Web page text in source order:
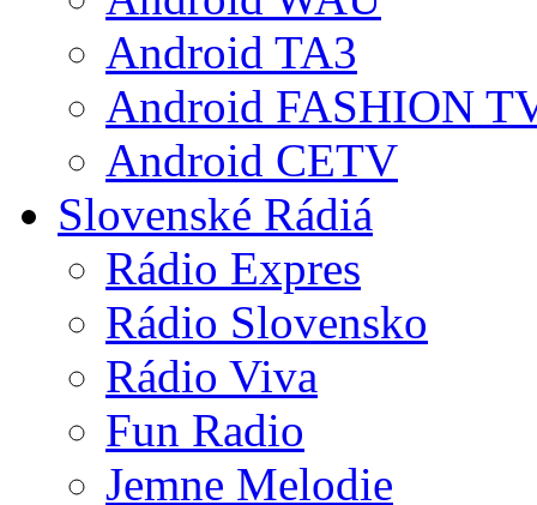
Android TA3
Android FASHION
Android CETV
Slovenské Rádiá
Rádio Expres
Rádio Slovensko
Rádio Viva
Fun Radio
Jemne Melodie